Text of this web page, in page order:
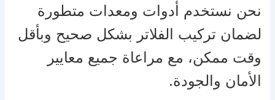
نحن نستخدم أدوات ومعدات متطورة
لضمان تركيب الفلاتر بشكل صحيح وبأقل
وقت ممكن، مع مراعاة جميع معايير
الأمان والجودة.